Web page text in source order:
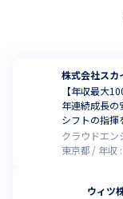
株式会社スカ
【年収最大
年連続成長の
シフトの指揮
クラウドエン
東京都
年収 :
ウィツ